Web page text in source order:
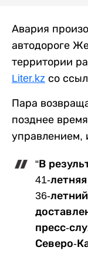
Авария
автодороге
территории
Liter.kz со
Пара
позднее
управлением,
“В
41-
36-
пресс-
Северо-